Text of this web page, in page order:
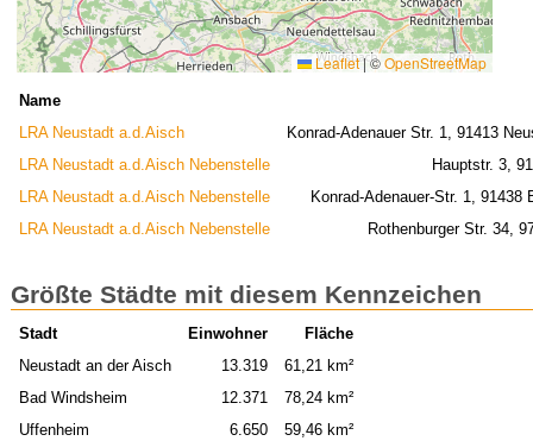
Leaflet|©OpenStreetMap
Name
LRA Neustadt a.d.Aisch
Konrad-Adenauer Str. 1, 91413
LRA Neustadt a.d.Aisch Nebenstelle
Hauptstr. 3,
LRA Neustadt a.d.Aisch Nebenstelle
Konrad-Adenauer-Str. 1, 91438
LRA Neustadt a.d.Aisch Nebenstelle
Rothenburger Str. 34,
Größte Städte mit diesem Kennzeichen
Stadt Einwohner
Fläche
Neustadt an der Aisch
13.319
61,21 km²
Bad Windsheim
12.371
78,24 km²
Uffenheim
6.650
59,46 km²